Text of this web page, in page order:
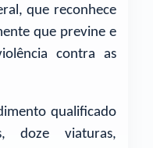
que reconhece
que previne e
contra as
qualificado
doze viaturas,